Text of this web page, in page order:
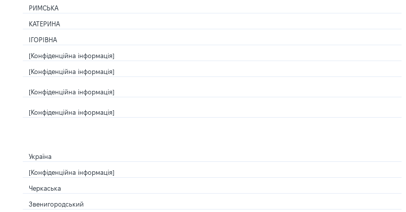
РИМСЬКА
КАТЕРИНА
ІГОРІВНА
[Конфіденційна інформація]
[Конфіденційна інформація]
[Конфіденційна інформація]
[Конфіденційна інформація]
Україна
[Конфіденційна інформація]
Черкаська
Звенигородський